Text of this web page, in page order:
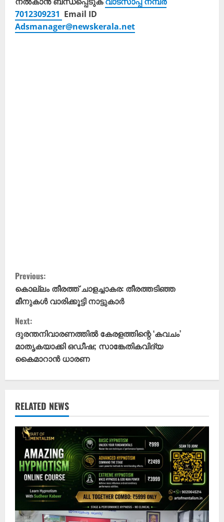
7012309231 Email ID
Adsmanager@newskerala.net
C
o
n
t
i
n
u
e
R
e
Previous:
കൊല്ലം തീരത്ത് ചാളച്ചാകര: തീരത്തടിഞ്ഞ
മീനുകൾ വാരിക്കൂട്ടി നാട്ടുകാർ
Next:
ദുരന്തനിവാരണത്തിൽ കേരളത്തിന്റെ ‘കവചം’
മാതൃകയാക്കി ഒഡീഷ; സാങ്കേതികവിദ്യ
കൈമാറാൻ ധാരണ
RELATED NEWS